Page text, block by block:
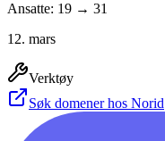
Ansatte: 19 → 31
12. mars
Verktøy
Søk domener hos Norid